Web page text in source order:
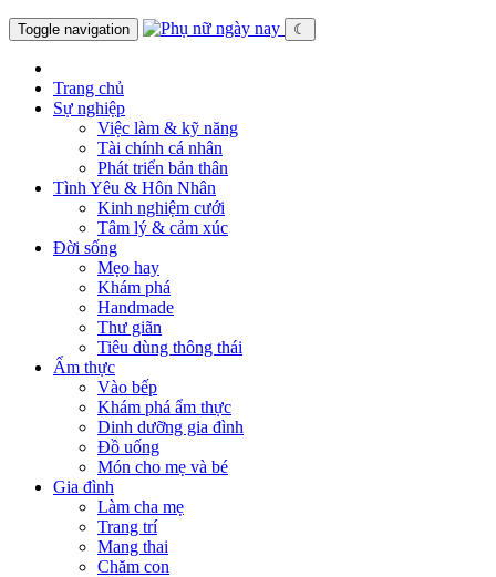
Toggle navigation ☾
Trang chủ
Sự nghiệp
Việc làm & kỹ năng
Tài chính cá nhân
Phát triển bản thân
Tình Yêu & Hôn Nhân
Kinh nghiệm cưới
Tâm lý & cảm xúc
Đời sống
Mẹo hay
Khám phá
Handmade
Thư giãn
Tiêu dùng thông thái
Ẩm thực
Vào bếp
Khám phá ẩm thực
Dinh dưỡng gia đình
Đồ uống
Món cho mẹ và bé
Gia đình
Làm cha mẹ
Trang trí
Mang thai
Chăm con